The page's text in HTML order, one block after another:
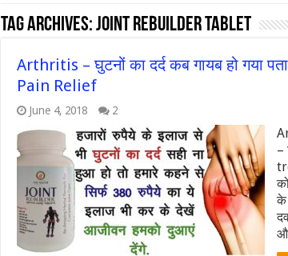
Tag Archives:joint rebuilder tablet
Arthritis – घुटनों का दर्द कब गायब हो गया
Pain Relief
June 4, 2018 2
–
के